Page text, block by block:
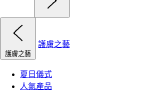
護膚之藝
護膚之藝
夏日儀式
人氣產品